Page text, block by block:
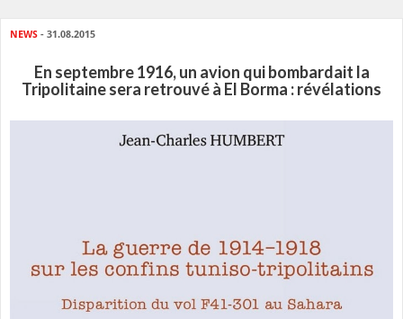
NEWS - 31.08.2015
En septembre 1916, un avion qui bombardait la
Tripolitaine sera retrouvé à El Borma : révélations